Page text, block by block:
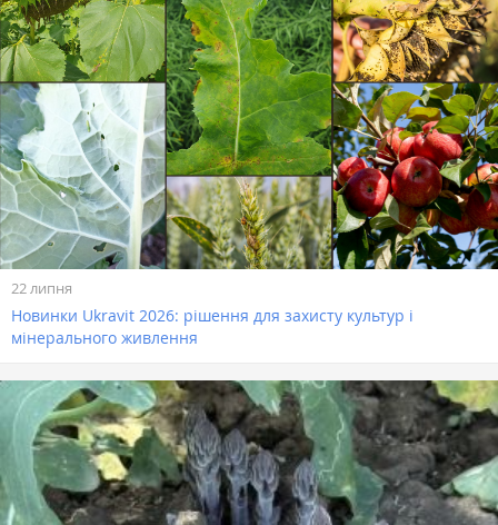
22 липня
Новинки Ukravit 2026: рішення для захисту культур і
мінерального живлення